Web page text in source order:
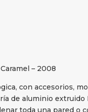
– 2008
con accesorios,
de aluminio extruido
toda una pared o